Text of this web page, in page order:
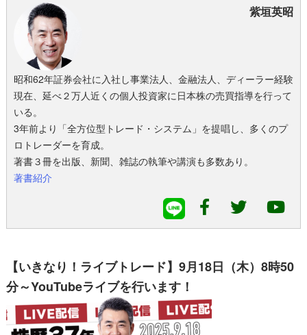
紫垣英昭
昭和62年証券会社に入社し事業法人、金融法人、ディーラー経験
現在、延べ２万人近くの個人投資家に日本株の売買指導を行って
いる。
3年前より「全方位型トレード・システム」を提唱し、多くのプ
ロトレーダーを育成。
著書３冊を出版、新聞、雑誌の執筆や講演も多数あり。
著書紹介
【いきなり！ライブトレード】9月18日（木）8時50
分～YouTubeライブを行います！